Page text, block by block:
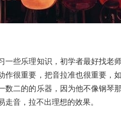
一些乐理知识，初学者最好找老
作很重要，把音拉准也很重要，
数二的的乐器，因为他不像钢琴
走音，拉不出理想的效果。